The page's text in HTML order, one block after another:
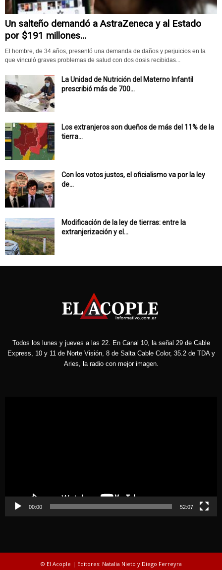
Un salteño demandó a AstraZeneca y al Estado
por $191 millones...
El hombre, de 34 años, presentó una demanda de daños y perjuicios en la
que vinculó graves problemas de salud con dos dosis recibidas...
La Unidad de Nutrición del Materno Infantil
prescribió más de 700...
Los extranjeros son dueños de más del 11% de la
tierra...
Con los votos justos, el oficialismo va por la ley
de...
Modificación de la ley de tierras: entre la
extranjerización y el...
Todos los lunes y jueves a las 22. En Canal 10, la señal 29 de Cable
Express, 10 y 11 de Norte Visión, 8 de Salta Cable Color, 35.2 de TDA y
Aries, la radio con mejor imagen.
00:00 52:07
© El Acople | Editores: Natalia Nieto y Diego Ferreyra